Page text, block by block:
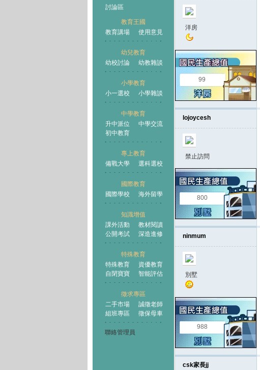
討論區
教育王國
教育講場
使用意見
幼兒教育
幼校討論
幼教雜談
小學教育
小一選校
小學雜談
中學教育
升中派位
中學交流
初中教育
專上教育
備戰大學
選科選校
國際教育
國際學校
海外留學
知識增值
課外活動
教材閱讀
公開考試
深造進修
特殊教育
特殊教育
資優教育
自閉寶寶
智能評估
徵求專區
二手市場
誠徵老師
組班專區
徵保母車
聯絡管理員
王國
洋房
99
lojoycesh
禁止訪問
800
ninmum
別墅
988
csk家長jj